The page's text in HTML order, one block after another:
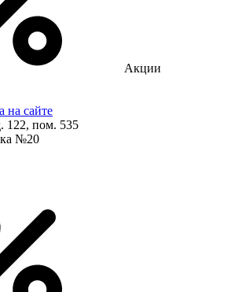
Акции
на сайте
122, пом. 535
№20